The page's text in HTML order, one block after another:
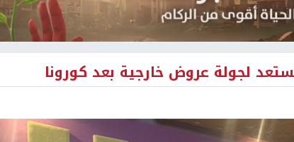
لجولة عروض خارجية بعد كورونا